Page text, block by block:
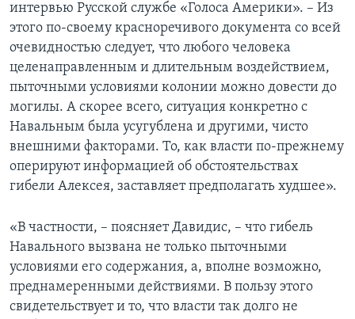
интервью Русской службе «Голоса Америки». – Из
этого по-своему красноречивого документа со всей
очевидностью следует, что любого человека
целенаправленным и длительным воздействием,
пыточными условиями колонии можно довести до
могилы. А скорее всего, ситуация конкретно с
Навальным была усугублена и другими, чисто
внешними факторами. То, как власти по-прежнему
оперируют информацией об обстоятельствах
гибели Алексея, заставляет предполагать худшее».
«В частности, – поясняет Давидис, – что гибель
Навального вызвана не только пыточными
условиями его содержания, а, вполне возможно,
преднамеренными действиями. В пользу этого
свидетельствует и то, что власти так долго не